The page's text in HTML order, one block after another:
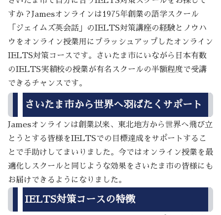
すか？Jamesオンラインは1975年創業の語学スクール
「ジェイムズ英会話」のIELTS対策講座の経験とノウハ
ウをオンライン授業用にブラッシュアップしたオンライン
IELTS対策コースです。さいたま市にいながら日本有数
のIELTS実績校の授業が有名スクールの半額程度で受講
できるチャンスです。
さいたま市から世界へ羽ばたくサポート
Jamesオンラインは創業以来、東北地方から世界へ飛び立
とうとする皆様をIELTSでの目標達成をサポートするこ
とで手助けしてまいりました。今ではオンライン授業を最
適化しスクールと同じような効果をさいたま市の皆様にも
お届けできるようになりました。
IELTS対策コースの特徴